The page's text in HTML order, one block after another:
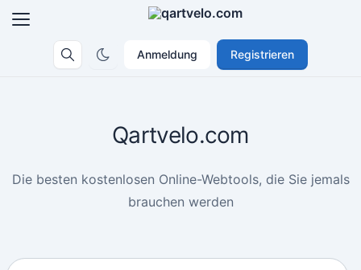
Anmeldung Registrieren
Qartvelo.com
Die besten kostenlosen Online-Webtools, die Sie jemals
brauchen werden